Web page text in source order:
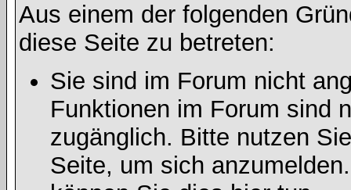
Aus einem der folgenden
diese Seite zu betreten:
Sie sind im Forum nicht
Funktionen im Forum sind
zugänglich. Bitte nutzen
Seite, um sich